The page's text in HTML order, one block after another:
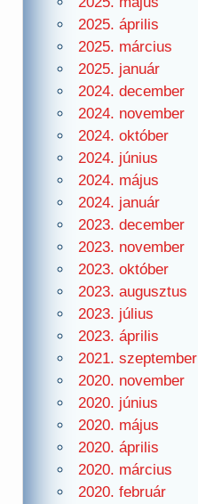
2025. április
2025. március
2025. január
2024. december
2024. november
2024. október
2024. június
2024. május
2024. január
2023. december
2023. november
2023. október
2023. augusztus
2023. július
2023. április
2021. szeptember
2020. november
2020. június
2020. május
2020. április
2020. március
2020. február